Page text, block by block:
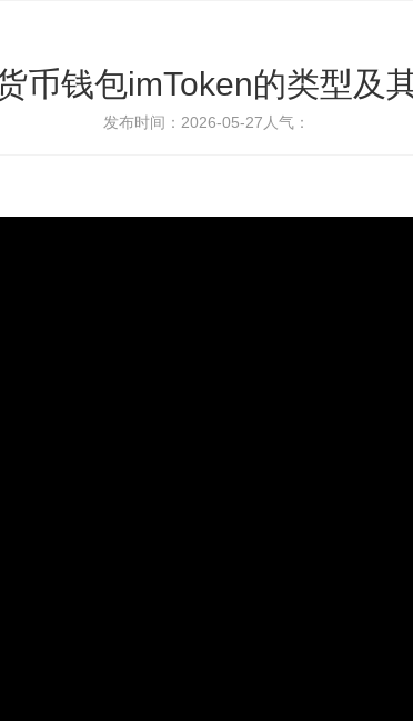
币钱包imToken的类型及
发布时间：2026-05-27 人气：